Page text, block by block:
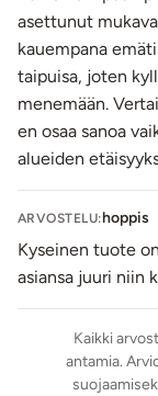
Klitorisosan
Kantaosan
kohdalta):
Anaalitapin
Anaalitapin
Paino: 106 g
Toimii:
Toiminta-aika
pakkaukseen)
asettunut
kauempana
taipuisa, joten
menemään.
en osaa sanoa
alueiden
ARVOSTELU:hoppis
Kyseinen tuote
asiansa juuri niin
Kaikki
antamia.